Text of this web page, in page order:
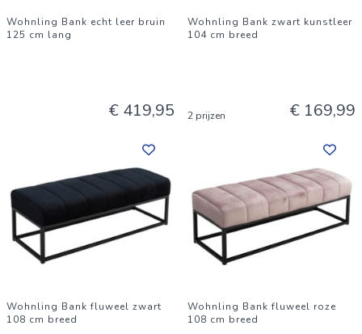
Wohnling Bank echt leer bruin
125 cm lang
€ 419,95
Wohnling Bank zwart kunstleer
104 cm breed
2 prijzen € 169,99
Wohnling Bank fluweel zwart
108 cm breed
Wohnling Bank fluweel roze
108 cm breed